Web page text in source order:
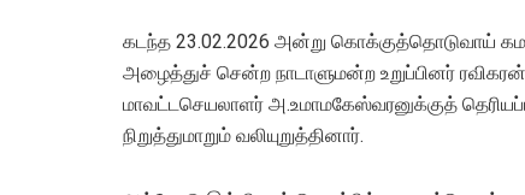
கடந்த 23.02.2026 அன்று கொக்குத்தொடுவாய்
அழைத்துச் சென்ற நாடாளுமன்ற உறுப்பினர்
மாவட்டசெயலாளர் அ.உமாமகேஸ்வரனுக்குத்
நிறுத்துமாறும் வலியுறுத்தினார்.